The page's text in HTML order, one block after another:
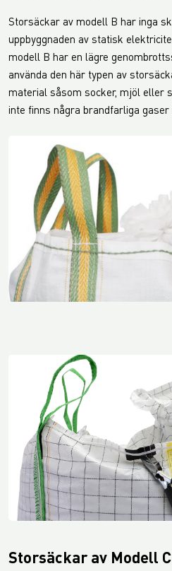
Storsäckar av modell B har inga
uppbyggnaden av statisk
modell B har en lägre
använda den här typen av
material såsom socker, mjöl eller
inte finns några brandfarliga gaser
Storsäckar av Modell C